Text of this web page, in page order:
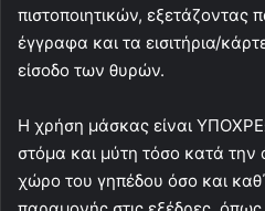
πιστοποιητικών,
έγγραφα και τα εισιτήρια/
είσοδο των θυρών.
Η χρήση μάσκας είναι
στόμα και μύτη τόσο κατά την
χώρο του γηπέδου όσο και